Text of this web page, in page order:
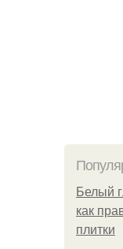
Белый
как
плитки